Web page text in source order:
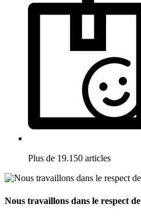
Plus de 19.150 articles
Nous travaillons dans le respect